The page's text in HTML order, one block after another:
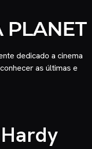
dedicado a cinema
as últimas e